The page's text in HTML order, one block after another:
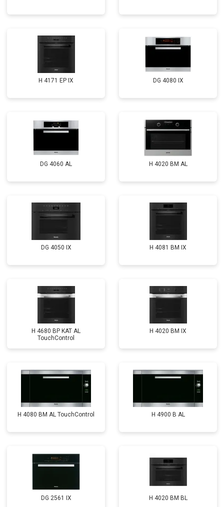
H 4171 EP IX DG 4080 IX
DG 4060 AL H 4020 BM AL
DG 4050 IX H 4081 ВМ IX
H 4680 BP KAT AL
TouchControl
H 4020 BM IX
H 4080 BM AL TouchControl H 4900 B AL
DG 2561 IX H 4020 BM BL